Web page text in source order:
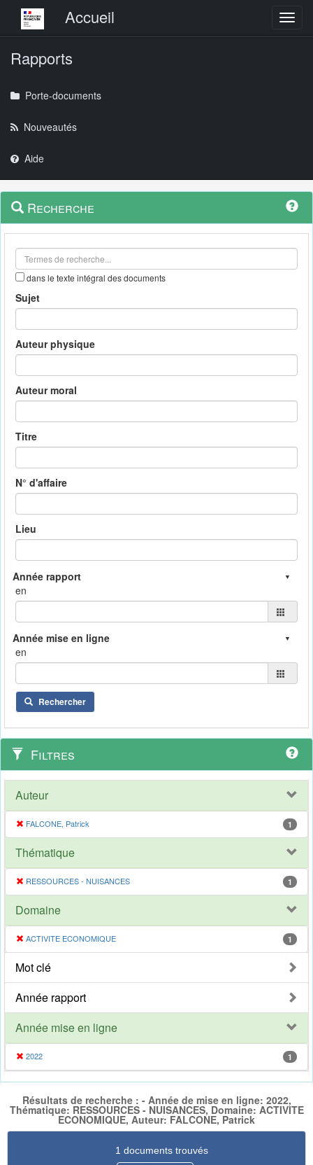
Menu principalAccueil
Rapports
Porte-documents
Nouveautés
Aide
Navigation
outils
Menu
contextuel
Recherche
dans le texte intégral des documents
Sujet
Auteur physique
Auteur moral
Titre
N° d'affaire
Lieu
en
en
Rechercher
Filtres
Auteur
FALCONE, Patrick 1
Thématique
RESSOURCES - NUISANCES 1
Domaine
ACTIVITE ECONOMIQUE 1
Mot clé
Année rapport
Année mise en ligne
2022 1
Résultats de recherche : - Année de mise en ligne: 2022,
Thématique: RESSOURCES - NUISANCES, Domaine: ACTIVITE
ECONOMIQUE, Auteur: FALCONE, Patrick
1 documents trouvés